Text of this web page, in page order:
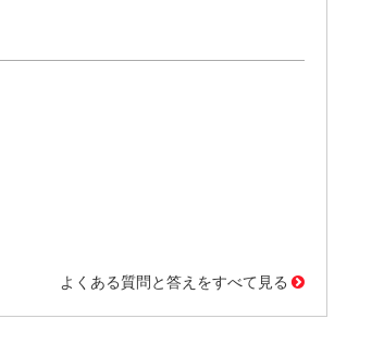
よくある質問と答えをすべて見る